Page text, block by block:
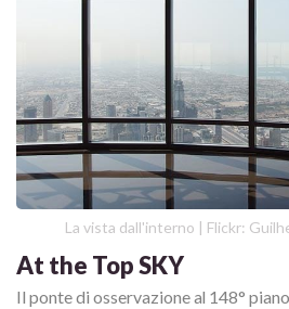
La vista dall'interno | Flickr:
At the Top SKY
Il ponte di osservazione al 148°